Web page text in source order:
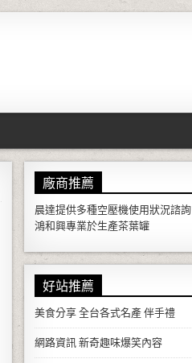
廠商推薦
晨達提供多種空壓機使用狀況諮詢
鴻和興專業於生產茶葉罐
好站推薦
美食分享全台各式名產 伴手禮
網路資訊新奇趣味爆笑內容